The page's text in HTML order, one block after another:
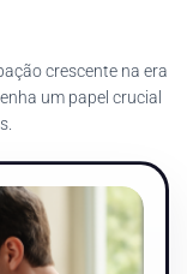
crescente na era
um papel crucial